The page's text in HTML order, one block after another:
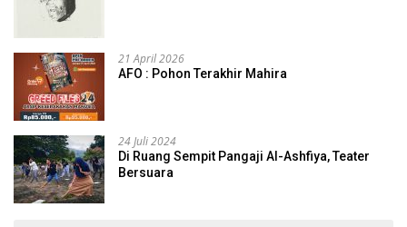
21 April 2026
AFO : Pohon Terakhir Mahira
24 Juli 2024
Di Ruang Sempit Pangaji Al-Ashfiya, Teater
Bersuara